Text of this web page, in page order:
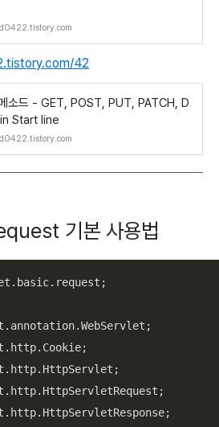
42
소드 - GET, POST, PUT, PATCH, D
Start line
기본 사용법